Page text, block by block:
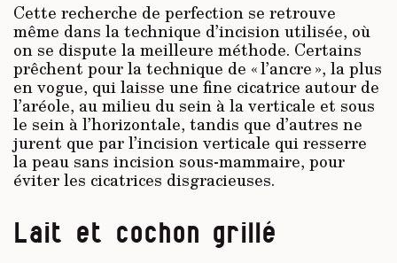
Cette recherche de perfection se retrouve
même dans la technique d’incision utilisée, où
on se dispute la meilleure méthode. Certains
prêchent pour la technique de « l’ancre », la plus
en vogue, qui laisse une fine cicatrice autour de
l’aréole, au milieu du sein à la verticale et sous
le sein à l’horizontale, tandis que d’autres ne
jurent que par l’incision verticale qui resserre
la peau sans incision sous-mammaire, pour
éviter les cicatrices disgracieuses.
Lait et cochon grillé